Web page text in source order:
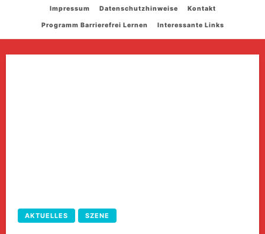
content
Impressum Datenschutzhinweise Kontakt
Programm Barrierefrei Lernen Interessante Links
AKTUELLES SZENE